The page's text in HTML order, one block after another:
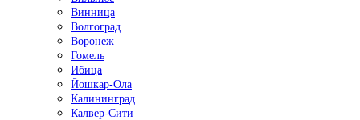
Винница
Волгоград
Воронеж
Гомель
Ибица
Йошкар-Ола
Калининград
Калвер-Сити